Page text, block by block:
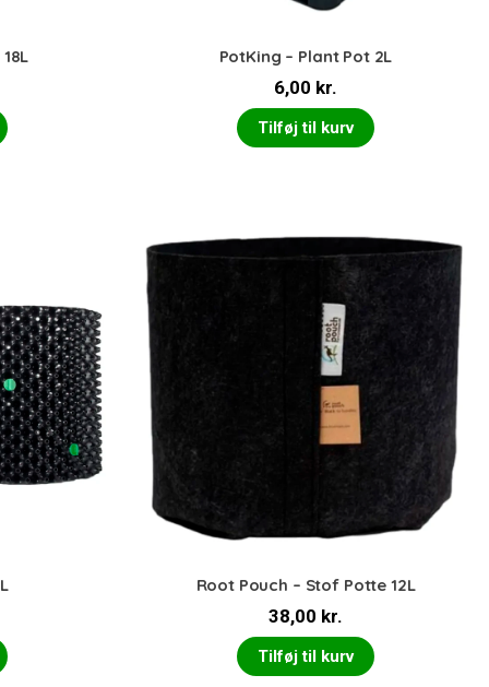
PotKing – Plant Pot 2L
6,00 kr.
Tilføj til kurv
Root Pouch – Stof Potte 12L
38,00 kr.
Tilføj til kurv